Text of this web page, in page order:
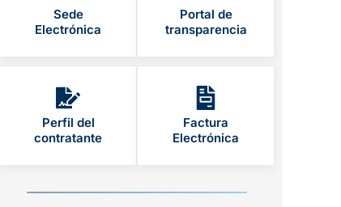
Sede
Electrónica
Portal de
transparencia
Perfil del
contratante
Factura
Electrónica